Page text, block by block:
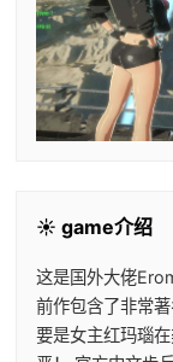
☀️ game介绍
这是国外大佬
前作包含了非常
要是女主红玛瑙